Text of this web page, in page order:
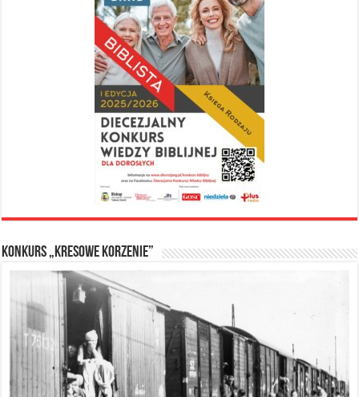
Konkurs „Kresowe Korzenie”